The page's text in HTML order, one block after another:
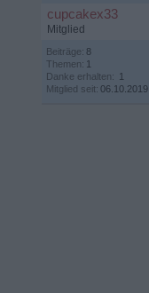
cupcakex33
Mitglied
Beiträge: 8
Themen: 1
Danke erhalten: 1
Mitglied seit: 06.10.2019